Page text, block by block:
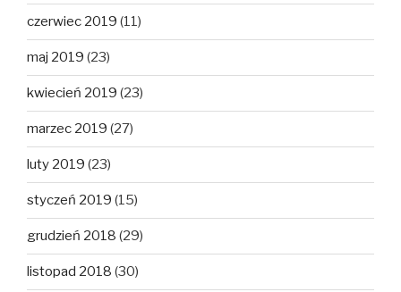
czerwiec 2019 (11)
maj 2019 (23)
kwiecień 2019 (23)
marzec 2019 (27)
luty 2019 (23)
styczeń 2019 (15)
grudzień 2018 (29)
listopad 2018 (30)